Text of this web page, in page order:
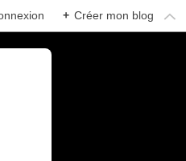
+ Créer mon blog